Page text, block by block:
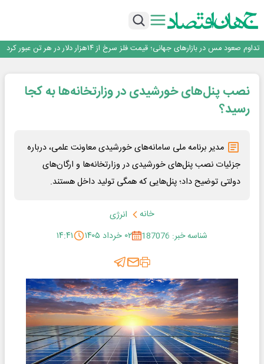
افتتاح بزرگ‌ترین و مجهزترین آموزشگاه فنی وحرفه ای آزاد تخصصی انرژی‌های نو و
تداوم صعود مس در بازارهای جهانی؛ قیمت فلز سرخ از ۱۴هزار دلار در هر تن عبور کرد
فولاد مبارکه اصفهان
افتتاح بزرگ‌ترین و مجهزترین آموزشگاه فنی وحرفه ای آزاد تخصصی انرژی‌های نو و
تجدیدپذیر با حضور استاندار اصفهان
گفتگو با کاوه معلمی، مدیر حسابداری مدیریت فولادسنگان
تداوم صعود مس در بازارهای جهانی؛ قیمت فلز سرخ از ۱۴هزار دلار در هر تن عبور کرد
نصب پنل‌های خورشیدی در وزارتخانه‌ها به کجا
رسید؟
مدیر برنامه ملی سامانه‌های خورشیدی معاونت علمی، درباره
جزئیات نصب پنل‌های خورشیدی در وزارتخانه‌ها و ارگان‌های
دولتی توضیح داد؛ پنل‌هایی که همگی تولید داخل هستند.
خانه
انرژی
شناسه خبر: 187076
۰۲ خرداد ۱۴۰۵ ۱۴:۴۱